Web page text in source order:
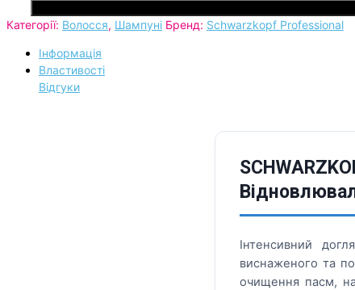
Категорії: Волосся, Шампуні Бренд: Schwarzkopf Professional
Інформація
Властивості
Відгуки
Інтенсивний
виснаженого та
очищення пасм,